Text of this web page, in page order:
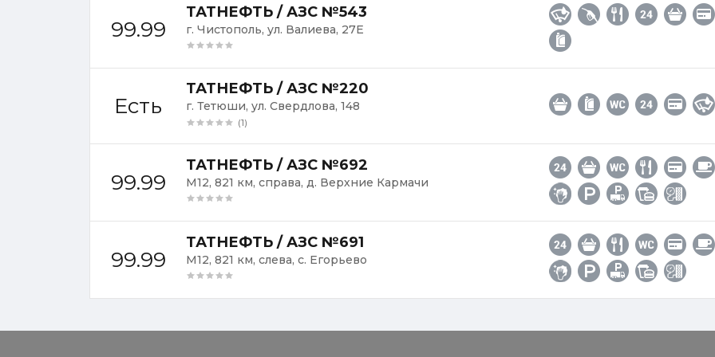
99.99
ТАТНЕФТЬ / АЗС №543
г. Чистополь, ул. Валиева, 27Е
Есть
ТАТНЕФТЬ / АЗС №220
г. Тетюши, ул. Свердлова, 148
(1)
99.99
ТАТНЕФТЬ / АЗС №692
М12, 821 км, справа, д. Верхние Кармачи
99.99
ТАТНЕФТЬ / АЗС №691
М12, 821 км, слева, с. Егорьево